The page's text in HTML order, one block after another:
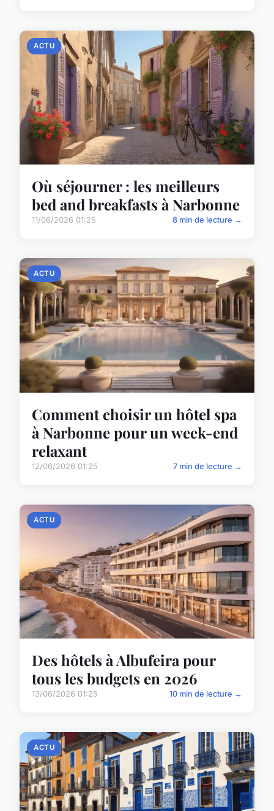
ACTU
Où séjourner : les meilleurs
bed and breakfasts à Narbonne
11/06/2026 01:25 8 min de lecture →
ACTU
Comment choisir un hôtel spa
à Narbonne pour un week-end
relaxant
12/06/2026 01:25 7 min de lecture →
ACTU
Des hôtels à Albufeira pour
tous les budgets en 2026
13/06/2026 01:25 10 min de lecture →
ACTU